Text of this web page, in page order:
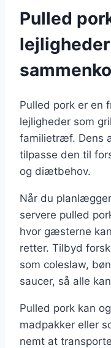
Pulled
Pulled pork er en
lejligheder som
familietræf. Dens
tilpasse den til
og diætbehov.
Når du
servere pulled
hvor gæsterne
retter. Tilbyd
som coleslaw,
saucer, så alle
Pulled pork kan
madpakker eller
nemt at